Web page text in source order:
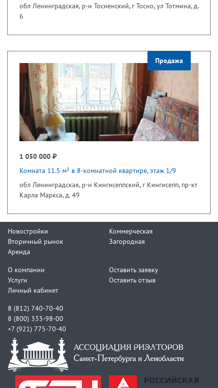
обл Ленинградская, р-н Тосненский, г Тосно, ул Тотмина, д.
6
Продажа
1 050 000 ₽
Комната 11.5 м² в 8-комнатной квартире, этаж 1/9
обл Ленинградская, р-н Кингисеппский, г Кингисепп, пр-кт
Карла Маркса, д. 49
Новостройки
Вторичный рынок
Аренда
Коммерческая
Загородная
О компании
Услуги
Личный кабинет
Оставить заявку
Оставить отзыв
8 (812) 740-70-40
8 (800) 333-98-00
+7 (921) 775-70-40